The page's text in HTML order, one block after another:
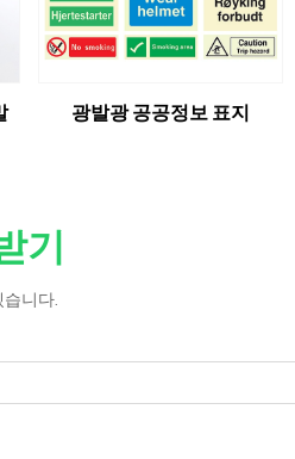
광발광 공공정보 표지
기
니다.